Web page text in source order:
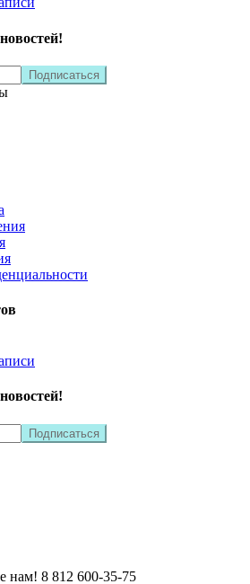
нам! 8 812 600-35-75